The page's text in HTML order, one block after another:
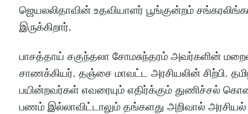
ஜெயலலிதாவின் உதவியாளர் பூங்குன்றம்
இருக்கிறார்.
பாசத்தாய் சகுந்தலா சோமசுந்தரம் அவர்களின்
சாணக்கியர். தஞ்சை மாவட்ட அரசியலின் சிற்பி.
பயின்றவர்கள் எவரையும் எதிர்க்கும் துணிச்சல்
பணம் இல்லாவிட்டாலும் தங்களது அறிவால் அரசியல்